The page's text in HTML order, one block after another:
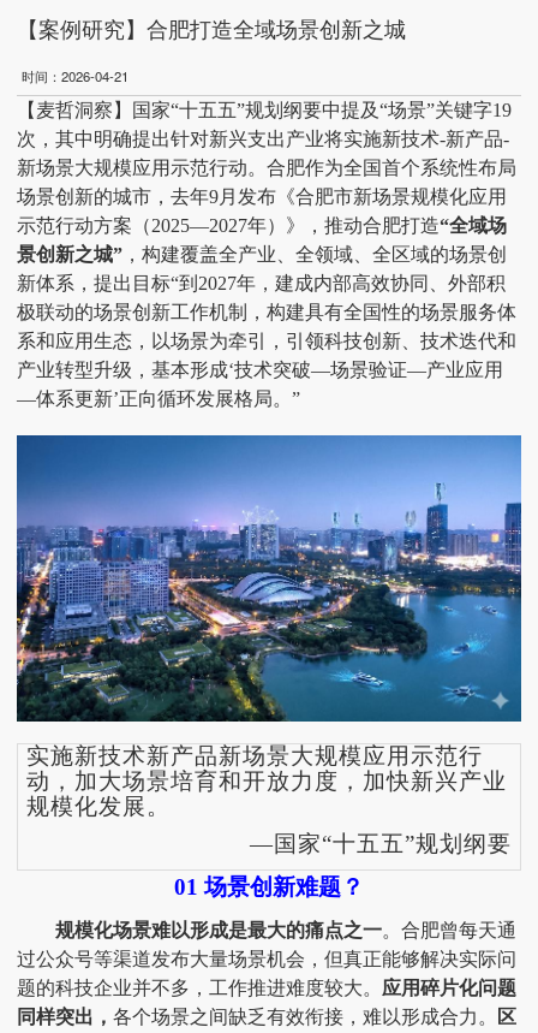
【案例研究】合肥打造全域场景创新之城
时间：2026-04-21
【麦哲洞察】国家“十五五”规划纲要中提及“场景”关键字19
次，其中明确提出针对新兴支出产业将实施新技术-新产品-
新场景大规模应用示范行动。合肥作为全国首个系统性布局
场景创新的城市，去年9月发布《合肥市新场景规模化应用
示范行动方案（2025—2027年）》，推动合肥打造“全域场
景创新之城” ，构建覆盖全产业、全领域、全区域的场景创
新体系，提出目标“到2027年，建成内部高效协同、外部积
极联动的场景创新工作机制，构建具有全国性的场景服务体
系和应用生态，以场景为牵引，引领科技创新、技术迭代和
产业转型升级，基本形成‘技术突破—场景验证—产业应用
—体系更新’正向循环发展格局。”
实施新技术新产品新场景大规模应用示范行
动，加大场景培育和开放力度，加快新兴产业
规模化发展。
—国家“十五五”规划纲要
01 场景创新难题？
规模化场景难以形成是最大的痛点之一。合肥曾每天通
过公众号等渠道发布大量场景机会，但真正能够解决实际问
题的科技企业并不多，工作推进难度较大。 应用碎片化问题
同样突出， 各个场景之间缺乏有效衔接，难以形成合力。
区